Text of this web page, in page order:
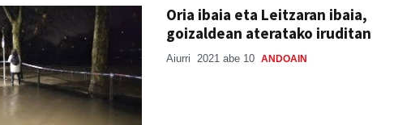
Oria ibaia eta Leitzaran ibaia,
goizaldean ateratako iruditan
Aiurri 2021 abe 10 ANDOAIN